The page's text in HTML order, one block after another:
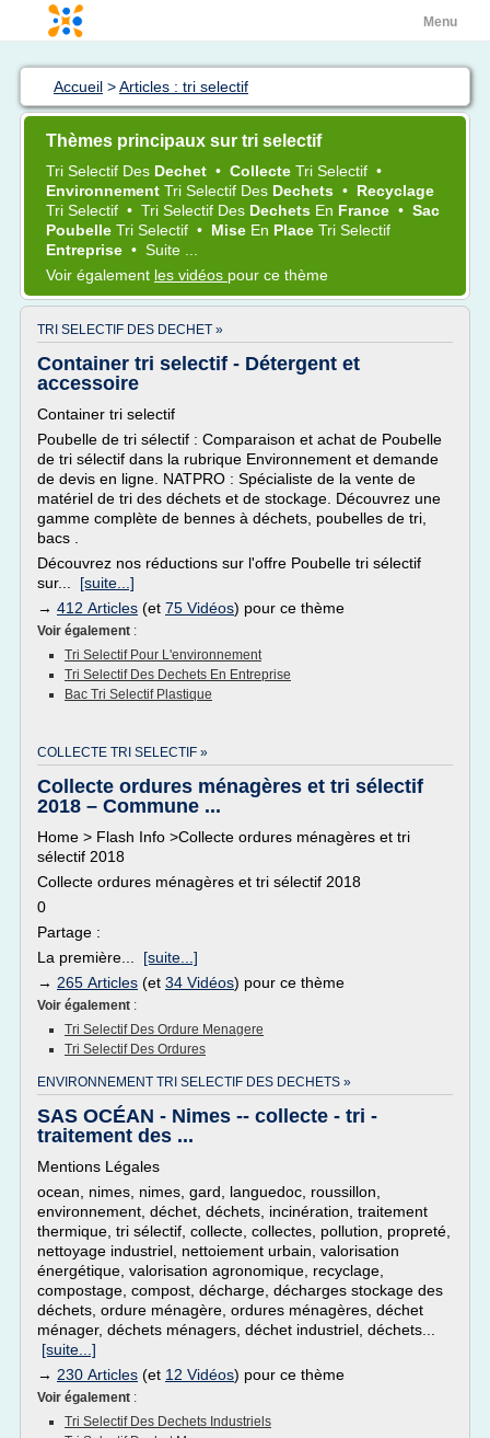
Menu
Accueil >Articles : tri selectif
Thèmes principaux sur tri selectif
Tri Selectif Des Dechet • Collecte Tri Selectif •
Environnement Tri Selectif Des Dechets • Recyclage
Tri Selectif • Tri Selectif Des Dechets En France • Sac
Poubelle Tri Selectif • Mise En Place Tri Selectif
Entreprise • Suite ...
Voir également les vidéos pour ce thème
TRI SELECTIF DES DECHET »
Container tri selectif - Détergent et
accessoire
Container tri selectif
Poubelle de tri sélectif : Comparaison et achat de Poubelle
de tri sélectif dans la rubrique Environnement et demande
de devis en ligne. NATPRO : Spécialiste de la vente de
matériel de tri des déchets et de stockage. Découvrez une
gamme complète de bennes à déchets, poubelles de tri,
bacs .
Découvrez nos réductions sur l'offre Poubelle tri sélectif
sur... [suite...]
→ 412 Articles (et 75 Vidéos) pour ce thème
Voir également :
Tri Selectif Pour L'environnement
Tri Selectif Des Dechets En Entreprise
Bac Tri Selectif Plastique
COLLECTE TRI SELECTIF »
Collecte ordures ménagères et tri sélectif
2018 – Commune ...
Home > Flash Info >Collecte ordures ménagères et tri
sélectif 2018
Collecte ordures ménagères et tri sélectif 2018
0
Partage :
La première... [suite...]
→ 265 Articles (et 34 Vidéos) pour ce thème
Voir également :
Tri Selectif Des Ordure Menagere
Tri Selectif Des Ordures
ENVIRONNEMENT TRI SELECTIF DES DECHETS »
SAS OCÉAN - Nimes -- collecte - tri -
traitement des ...
Mentions Légales
ocean, nimes, nimes, gard, languedoc, roussillon,
environnement, déchet, déchets, incinération, traitement
thermique, tri sélectif, collecte, collectes, pollution, propreté,
nettoyage industriel, nettoiement urbain, valorisation
énergétique, valorisation agronomique, recyclage,
compostage, compost, décharge, décharges stockage des
déchets, ordure ménagère, ordures ménagères, déchet
ménager, déchets ménagers, déchet industriel, déchets...
[suite...]
→ 230 Articles (et 12 Vidéos) pour ce thème
Voir également :
Tri Selectif Des Dechets Industriels